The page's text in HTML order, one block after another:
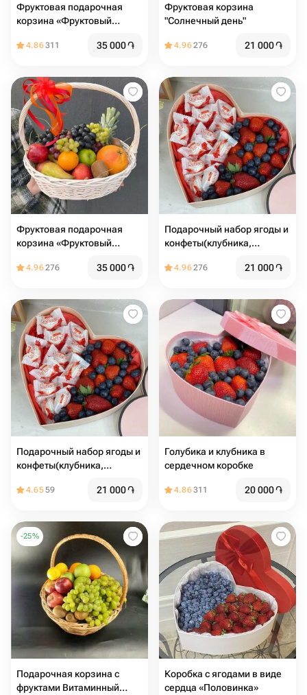
Фруктовая подарочная
корзина «Фруктовый
4.86311 35 000֏
Фруктовая корзина
"Солнечный день"
4.96276 21 000֏
Фруктовая подарочная
корзина «Фруктовый
4.96276 35 000֏
Подарочный набор ягоды и
конфеты(клубника,
коробке сердце ♥️
4.96276 21 000֏
Подарочный набор ягоды и
конфеты(клубника,
коробке сердце ♥️
4.6559 21 000֏
Голубика и клубника в
сердечном коробке
4.86311 20 000֏
-25%
Подарочная корзина с
фруктами Витаминный
Коробка с ягодами в виде
сердца «Половинка»